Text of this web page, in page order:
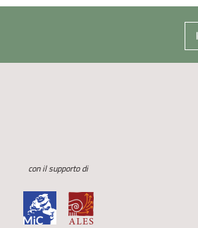
con il supporto di